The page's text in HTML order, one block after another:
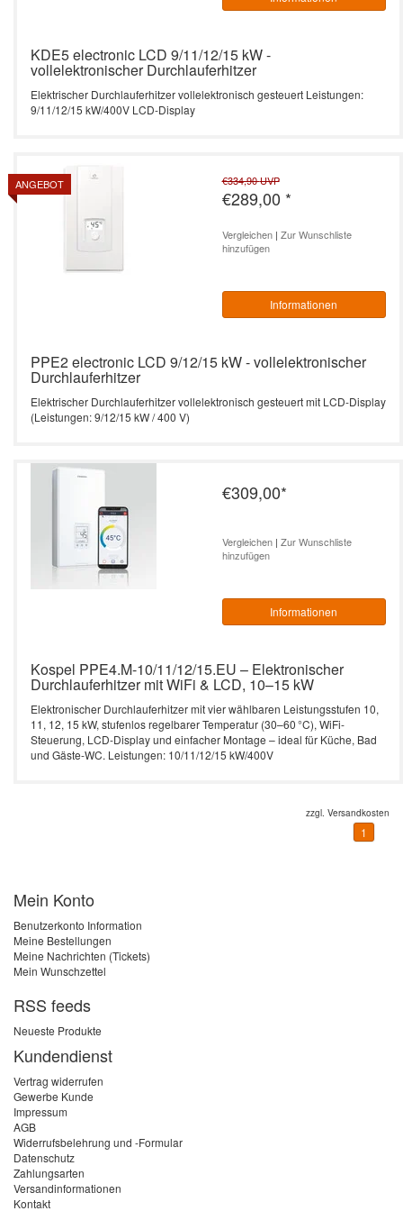
KDE5 electronic LCD 9/11/12/15 kW -
vollelektronischer Durchlauferhitzer
Elektrischer Durchlauferhitzer vollelektronisch gesteuert Leistungen:
9/11/12/15 kW/400V LCD-Display
ANGEBOT €334,90UVP
€289,00 *
Vergleichen| Zur Wunschliste
hinzufügen
Informationen
PPE2 electronic LCD 9/12/15 kW - vollelektronischer
Durchlauferhitzer
Elektrischer Durchlauferhitzer vollelektronisch gesteuert mit LCD-Display
(Leistungen: 9/12/15 kW / 400 V)
€309,00*
Vergleichen| Zur Wunschliste
hinzufügen
Informationen
Kospel PPE4.M-10/11/12/15.EU – Elektronischer
Durchlauferhitzer mit WiFi & LCD, 10–15 kW
Elektronischer Durchlauferhitzer mit vier wählbaren Leistungsstufen 10,
11, 12, 15 kW, stufenlos regelbarer Temperatur (30–60 °C), WiFi-
Steuerung, LCD-Display und einfacher Montage – ideal für Küche, Bad
und Gäste-WC. Leistungen: 10/11/12/15 kW/400V
zzgl. Versandkosten
1
Mein Konto
Benutzerkonto Information
Meine Bestellungen
Meine Nachrichten (Tickets)
Mein Wunschzettel
RSS feeds
Neueste Produkte
Kundendienst
Vertrag widerrufen
Gewerbe Kunde
Impressum
AGB
Widerrufsbelehrung und -Formular
Datenschutz
Zahlungsarten
Versandinformationen
Kontakt